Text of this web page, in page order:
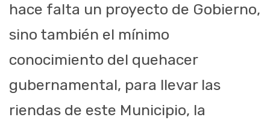
hace falta un proyecto de Gobierno,
sino también el mínimo
conocimiento del quehacer
gubernamental, para llevar las
riendas de este Municipio, la